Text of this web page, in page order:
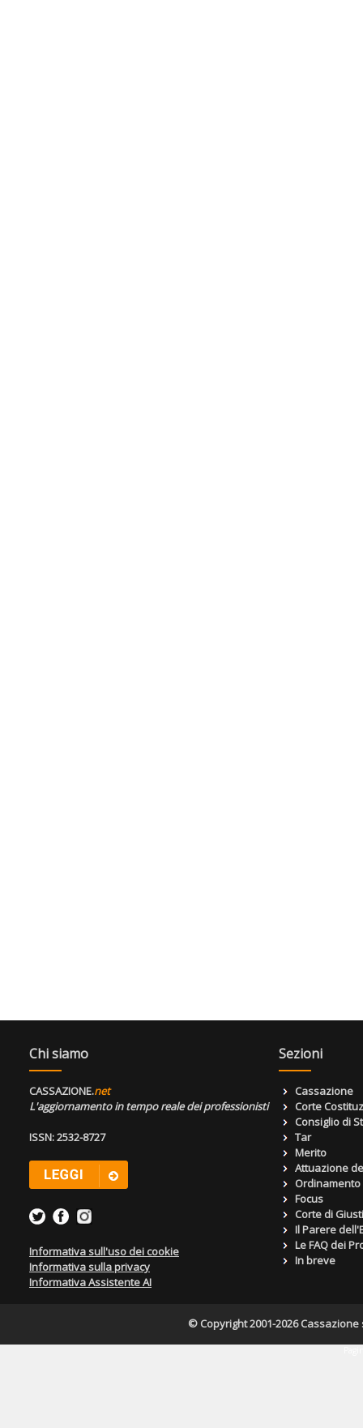
Chi siamo
CASSAZIONE.net
L'aggiornamento in tempo reale dei professionisti
ISSN: 2532-8727
Informativa sull'uso dei cookie
Informativa sulla privacy
Informativa Assistente AI
Sezioni
Cassazione
Corte
Consiglio di
Tar
Merito
Attuazione
Focus
Corte di
Il Parere
Le FAQ dei
In breve
© Copyright 2001-2026 Cassazione